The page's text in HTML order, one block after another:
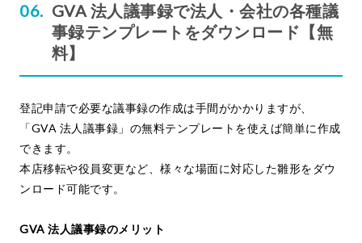
GVA 法人議事録で法人・会社の各種議
事録テンプレートをダウンロード【無
料】
登記申請で必要な議事録の作成は手間がかかりますが、
「GVA 法人議事録」の無料テンプレートを使えば簡単に作成
できます。
本店移転や役員変更など、様々な場面に対応した雛形をダウ
ンロード可能です。
GVA 法人議事録のメリット